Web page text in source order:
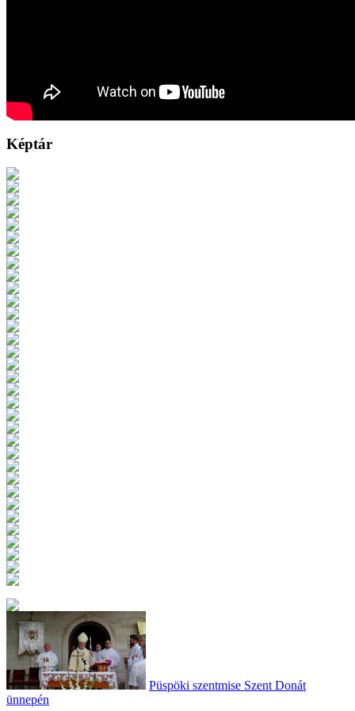
Képtár
Püspöki szentmise Szent Donát
ünnepén